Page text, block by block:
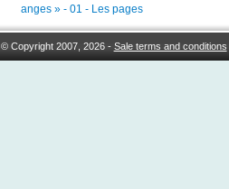
anges » - 01 - Les pages
© Copyright 2007, 2026 - Sale terms and conditions